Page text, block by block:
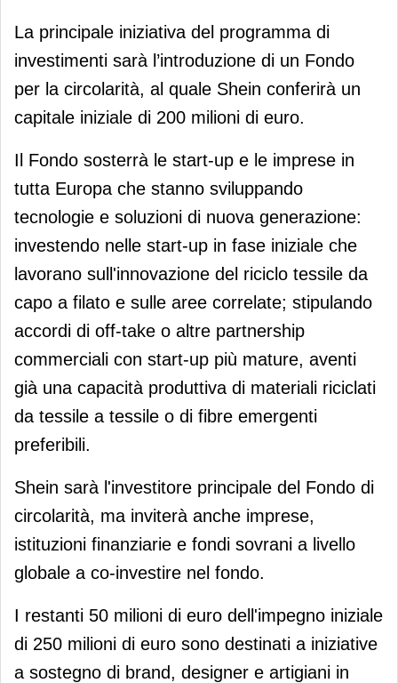
La principale iniziativa del programma di
investimenti sarà l’introduzione di un Fondo
per la circolarità, al quale Shein conferirà un
capitale iniziale di 200 milioni di euro.
Il Fondo sosterrà le start-up e le imprese in
tutta Europa che stanno sviluppando
tecnologie e soluzioni di nuova generazione:
investendo nelle start-up in fase iniziale che
lavorano sull'innovazione del riciclo tessile da
capo a filato e sulle aree correlate; stipulando
accordi di off-take o altre partnership
commerciali con start-up più mature, aventi
già una capacità produttiva di materiali riciclati
da tessile a tessile o di fibre emergenti
preferibili.
Shein sarà l'investitore principale del Fondo di
circolarità, ma inviterà anche imprese,
istituzioni finanziarie e fondi sovrani a livello
globale a co-investire nel fondo.
I restanti 50 milioni di euro dell'impegno iniziale
di 250 milioni di euro sono destinati a iniziative
a sostegno di brand, designer e artigiani in